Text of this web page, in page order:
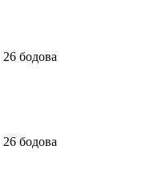
26 бодова
26 бодова